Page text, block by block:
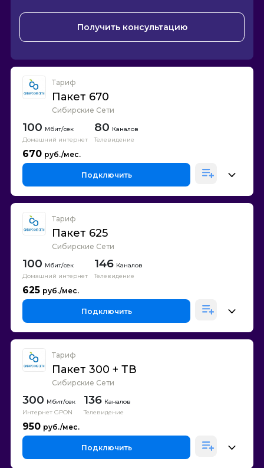
Получить консультацию
Тариф
Пакет 670
Сибирские Сети
100
Домашний интернет
80 Каналов
Телевидение
670
Подключить
Тариф
Пакет 625
Сибирские Сети
100
Домашний интернет
146 Каналов
Телевидение
625
Подключить
Тариф
Пакет 300 + ТВ
Сибирские Сети
300
Интернет GPON
136 Каналов
Телевидение
950
Подключить